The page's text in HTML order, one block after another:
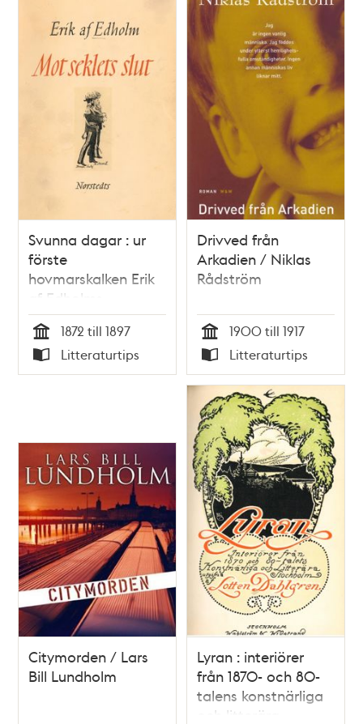
hans son
Svunna dagar : ur
förste
hovmarskalken Erik
af Edholms
dagböcker :
tidsbilder från 1800-
talet. Mot seklets
slut : upplevelser
av hans son
Tid
1872 till 1897
Typ
Litteraturtips
Drivved från
Arkadien / Niklas
Rådström
Tid
1900 till 1917
Typ
Litteraturtips
Citymorden / Lars
Bill Lundholm
Lyran : interiörer
från 1870- och 80-
talens konstnärliga
och litterära